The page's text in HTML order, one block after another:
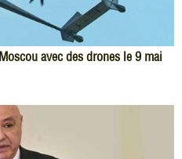
avec des drones le 9 mai